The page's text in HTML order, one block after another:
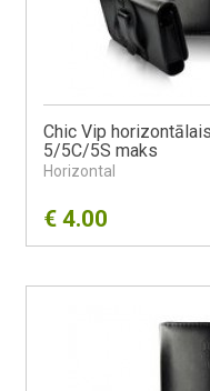
Chic Vip
5/5C/5S maks
Horizontal
€ 4.00